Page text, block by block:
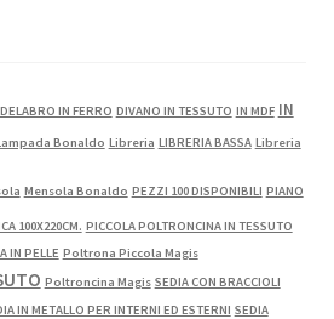
IN FERRO DIVANO IN TESSUTO IN MDF IN
Bonaldo Libreria LIBRERIA BASSA Libreria
Mensola Bonaldo PEZZI 100 DISPONIBILI PIANO
100X220CM. PICCOLA POLTRONCINA IN TESSUTO
IN PELLE Poltrona Piccola Magis
Poltroncina Magis SEDIA CON BRACCIOLI
IN METALLO PER INTERNI ED ESTERNI SEDIA